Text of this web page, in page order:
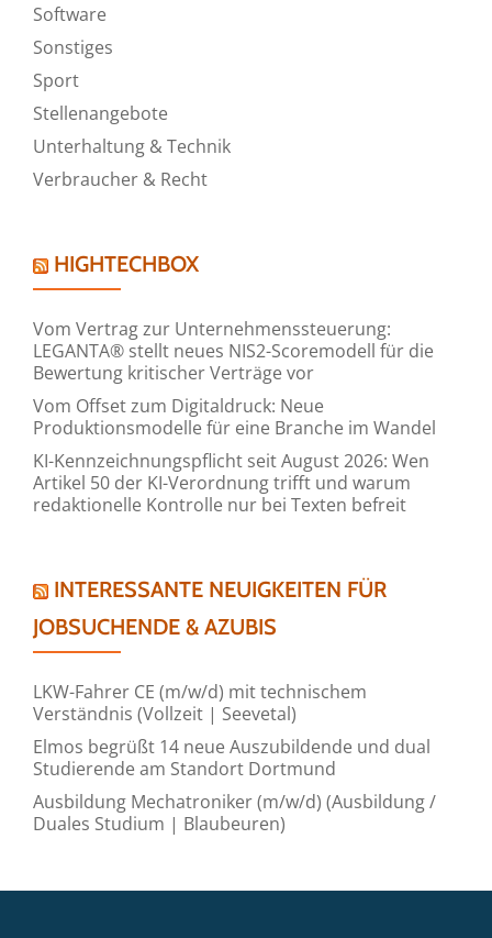
Software
Sonstiges
Sport
Stellenangebote
Unterhaltung & Technik
Verbraucher & Recht
HIGHTECHBOX
Vom Vertrag zur Unternehmenssteuerung:
LEGANTA® stellt neues NIS2-Scoremodell für die
Bewertung kritischer Verträge vor
Vom Offset zum Digitaldruck: Neue
Produktionsmodelle für eine Branche im Wandel
KI-Kennzeichnungspflicht seit August 2026: Wen
Artikel 50 der KI-Verordnung trifft und warum
redaktionelle Kontrolle nur bei Texten befreit
INTERESSANTE NEUIGKEITEN FÜR
JOBSUCHENDE & AZUBIS
LKW-Fahrer CE (m/w/d) mit technischem
Verständnis (Vollzeit | Seevetal)
Elmos begrüßt 14 neue Auszubildende und dual
Studierende am Standort Dortmund
Ausbildung Mechatroniker (m/w/d) (Ausbildung /
Duales Studium | Blaubeuren)